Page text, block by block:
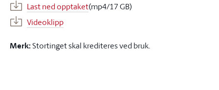
Last ned opptaket(mp4/17 GB)
Videoklipp
Merk:Stortinget skal krediteres ved bruk.